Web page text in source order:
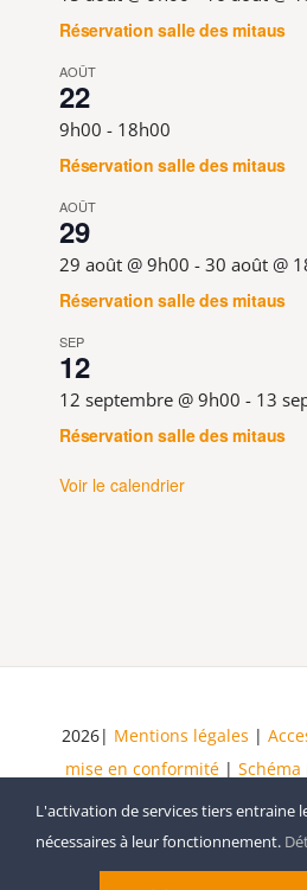
Réservation salle des mitaus
AOÛT
22
9h00 - 18h00
Réservation salle des mitaus
AOÛT
29
29 août @ 9h00 - 30 août @
Réservation salle des mitaus
SEP
12
12 septembre @ 9h00 - 13
Réservation salle des mitaus
Voir le calendrier
2026| Mentions légales |
mise en conformité |
en accessibilité
| Tous
L'activation de services tiers entraine
nécessaires à leur fonctionnement.